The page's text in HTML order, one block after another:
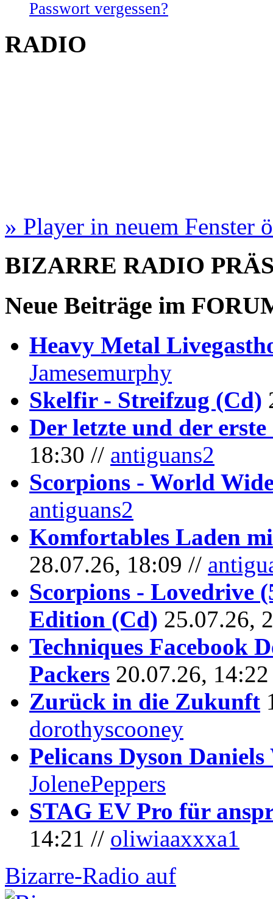
Passwort vergessen?
RADIO
» Player in neuem Fenster
BIZARRE RADIO
Neue Beiträge im
Heavy Metal
Jamesemurphy
Skelfir - Streifzug (Cd)
Der letzte und der erste
18:30 // antiguans2
Scorpions - World
antiguans2
Komfortables Laden
28.07.26, 18:09 //
Scorpions - Lovedrive
Edition (Cd) 25.07.26,
Techniques Facebook
Packers 20.07.26,
Zurück in die Zukunft
dorothyscooney
Pelicans Dyson
JolenePeppers
STAG EV Pro für
14:21 // oliwiaaxxxa1
Bizarre-Radio auf